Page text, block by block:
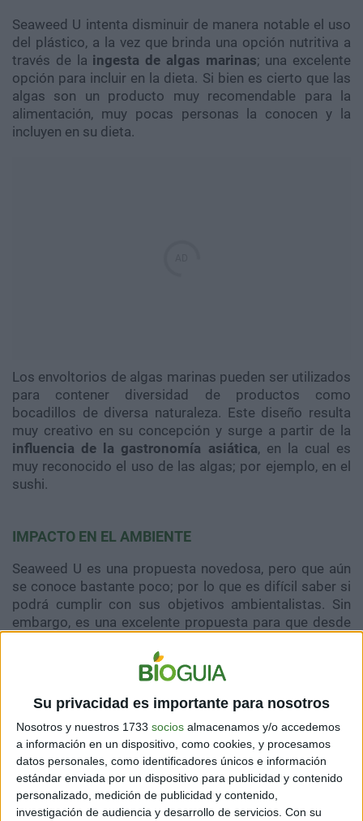
Su privacidad es importante para nosotros
Nosotros y nuestros 1733 socios almacenamos y/o accedemos
a información en un dispositivo, como cookies, y procesamos
datos personales, como identificadores únicos e información
estándar enviada por un dispositivo para publicidad y contenido
personalizado, medición de publicidad y contenido,
investigación de audiencia y desarrollo de servicios. Con su
Seaweed U intenta disminuir de manera notable el uso
del plástico, a la vez que brinda una opción nutritiva a
través de la ingesta de algas marinas; una excelente
opción para incluir en la dieta. Si bien es cierto que las
algas son un producto muy recomendable para la
alimentación, muy pocas personas la conocen y la
incluyen en su dieta.
Los envoltorios de algas marinas pueden ser utilizados
para contener diversidad de productos como
bocadillos de diversa naturaleza. Este diseño resulta
muy creativo en su concepción y surge a partir de la
influencia de la gastronomía asiática, en la cual es
muy reconocido el uso de las algas; por ejemplo, en el
sushi.
IMPACTO EN EL AMBIENTE
Seaweed U es una propuesta novedosa, pero que aún
se conoce bastante poco; por lo que es difícil saber si
podrá cumplir con sus objetivos ambientalistas. Sin
embargo, es una excelente propuesta para que desde
reducir drásticamente el uso del
; que tanto daño le hace a nuestro planeta.
De esta manera, se puede asegurar que es un paso
importante para llegar a crear un verdadero impacto
positivo en pro del cuidado del ambiente.
BENEFICIOS DEL SEAWEED U